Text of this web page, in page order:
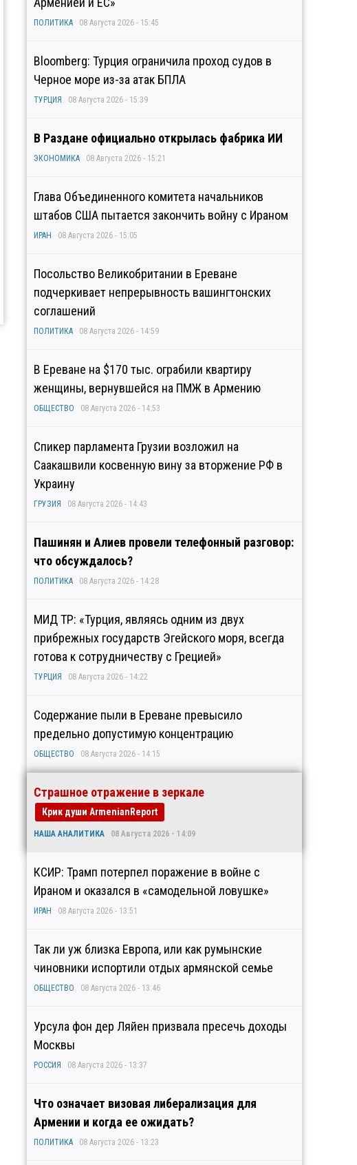
ПОЛИТИКА 08 Августа 2026 - 15:45
Bloomberg: Турция ограничила проход судов в
Черное море из-за атак БПЛА
ТУРЦИЯ 08 Августа 2026 - 15:39
В Раздане официально открылась фабрика ИИ
ЭКОНОМИКА 08 Августа 2026 - 15:21
Глава Объединенного комитета начальников
штабов США пытается закончить войну с Ираном
ИРАН 08 Августа 2026 - 15:05
Посольство Великобритании в Ереване
подчеркивает непрерывность вашингтонских
соглашений
ПОЛИТИКА 08 Августа 2026 - 14:59
В Ереване на $170 тыс. ограбили квартиру
женщины, вернувшейся на ПМЖ в Армению
ОБЩЕСТВО 08 Августа 2026 - 14:53
Спикер парламента Грузии возложил на
Саакашвили косвенную вину за вторжение РФ в
Украину
ГРУЗИЯ 08 Августа 2026 - 14:43
Пашинян и Алиев провели телефонный разговор:
что обсуждалось?
ПОЛИТИКА 08 Августа 2026 - 14:28
МИД ТР: «Турция, являясь одним из двух
прибрежных государств Эгейского моря, всегда
готова к сотрудничеству с Грецией»
ТУРЦИЯ 08 Августа 2026 - 14:22
Содержание пыли в Ереване превысило
предельно допустимую концентрацию
ОБЩЕСТВО 08 Августа 2026 - 14:15
Страшное отражение в зеркале
Крик души ArmenianReport
НАША АНАЛИТИКА 08 Августа 2026 - 14:09
КСИР: Трамп потерпел поражение в войне с
Ираном и оказался в «самодельной ловушке»
ИРАН 08 Августа 2026 - 13:51
Так ли уж близка Европа, или как румынские
чиновники испортили отдых армянской семье
ОБЩЕСТВО 08 Августа 2026 - 13:46
Урсула фон дер Ляйен призвала пресечь доходы
Москвы
РОССИЯ 08 Августа 2026 - 13:37
Что означает визовая либерализация для
Армении и когда ее ожидать?
ПОЛИТИКА 08 Августа 2026 - 13:23